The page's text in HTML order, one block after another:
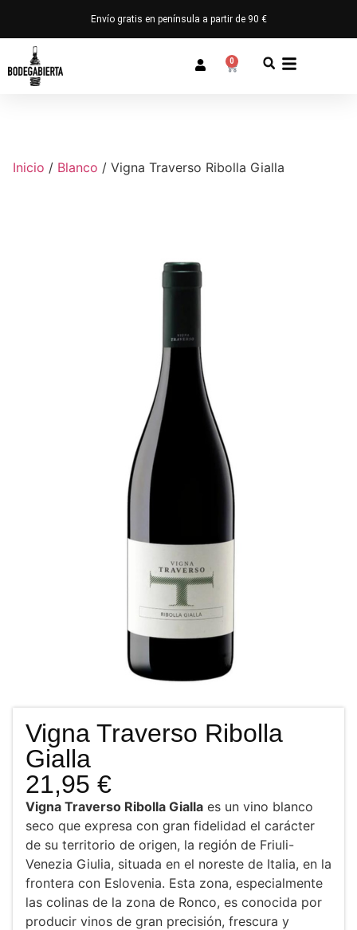
Envío gratis en península a partir de 90 €
0
Inicio / Blanco / Vigna Traverso Ribolla Gialla
Vigna Traverso Ribolla
Gialla
21,95 €
Vigna Traverso Ribolla Gialla es un vino blanco
seco que expresa con gran fidelidad el carácter
de su territorio de origen, la región de Friuli-
Venezia Giulia, situada en el noreste de Italia, en la
frontera con Eslovenia. Esta zona, especialmente
las colinas de la zona de Ronco, es conocida por
producir vinos de gran precisión, frescura y